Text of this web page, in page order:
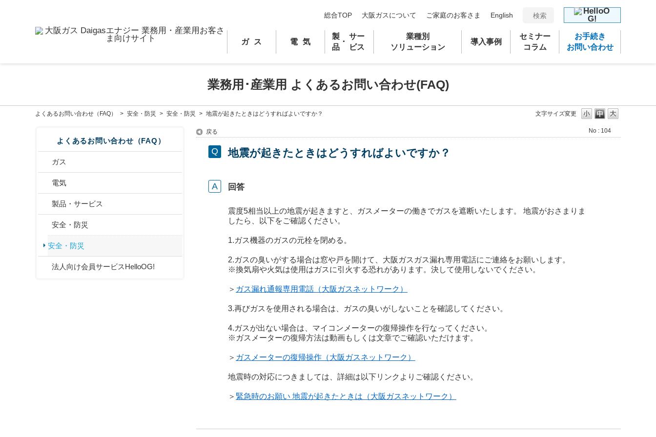
総合TOP 大阪ガスについて ご家庭のお客さま English
ガス 電気
製
品
･
サー
ビス
業種別
ソリューション
導入事例
セミナー
コラム
お手続き
お問い合わせ
業務用 ･ 産業用 よくあるお問い合わせ(FAQ)
文字サイズ変更
よくあるお問い合わせ（FAQ） > 安全・防災 > 安全・防災 > 地震が起きたときはどうすればよいですか？
よくあるお問い合わせ（FAQ）
ガス
電気
製品・サービス
安全・防災
安全・防災
法人向け会員サービスHelloOG!
戻る No : 104
地震が起きたときはどうすればよいですか？
回答
震度5相当以上の地震が起きますと、ガスメーターの働きでガスを遮断いたします。 地震がおさまりま
したら、以下をご確認ください。
1.ガス機器のガスの元栓を閉める。
2.ガスの臭いがする場合は窓や戸を開けて、大阪ガスガス漏れ専用電話にご連絡をお願いします。
※換気扇や火気は使用はガスに引火する恐れがあります。決して使用しないでください。
＞ ガス漏れ通報専用電話（大阪ガスネットワーク）
3.再びガスを使用される場合は、ガスの臭いがしないことを確認してください。
4.ガスが出ない場合は、マイコンメーターの復帰操作を行なってください。
※ガスメーターの復帰方法は動画もしくは文章でご確認いただけます。
＞ ガスメーターの復帰操作（大阪ガスネットワーク）
地震時の対応につきましては、詳細は以下リンクよりご確認ください。
＞ 緊急時のお願い 地震が起きたときは（大阪ガスネットワーク）